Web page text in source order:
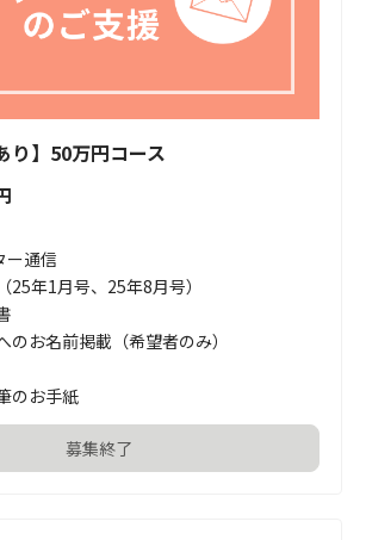
り】50万円コース
ー通信
25年1月号、25年8月号）
のお名前掲載（希望者のみ）
のお手紙
募集終了